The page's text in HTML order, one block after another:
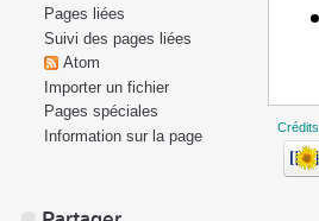
Pages liées
Suivi des pages liées
Atom
Importer un fichier
Pages spéciales
Information sur la page
Crédits